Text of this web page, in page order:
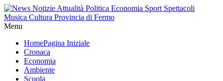
Menu
HomePagina Iniziale
Cronaca
Economia
Ambiente
Scuola